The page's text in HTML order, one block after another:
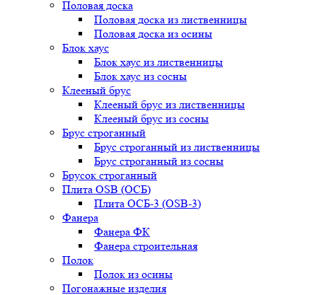
Половая доска
Половая доска из лиственницы
Половая доска из осины
Блок хаус
Блок хаус из лиственницы
Блок хаус из сосны
Клееный брус
Клееный брус из лиственницы
Клееный брус из сосны
Брус строганный
Брус строганный из лиственницы
Брус строганный из сосны
Брусок строганный
Плита OSB (ОСБ)
Плита ОСБ-3 (OSB-3)
Фанера
Фанера ФК
Фанера строительная
Полок
Полок из осины
Погонажные изделия